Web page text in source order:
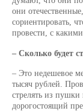
они
сориентировать,
провести, с
– Сколько будет
– Это недешевое
тысяч рублей.
стрелять из
дорогостоящий